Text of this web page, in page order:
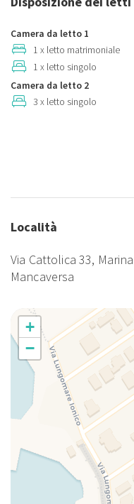
Culla
Estintore
Frigorifero
Lavatrice
Parcheggio gratuito
Parcheggio in strada
TV
Utensili
Camera da letto 1
1 x letto matrimoniale
1 x letto singolo
Camera da letto 2
3 x letto singolo
Località
Via Cattolica 33,
Mancaversa
+
−